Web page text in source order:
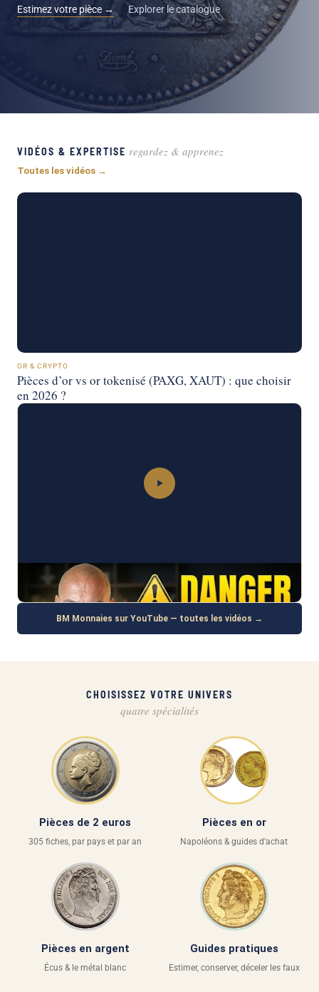
Estimez votre pièce → Explorer le catalogue
VIDÉOS & EXPERTISE regardez & apprenez
Toutes les vidéos →
OR & CRYPTO
Pièces d’or vs or tokenisé (PAXG, XAUT) : que choisir
en 2026 ?
2 EUROS
La vérité brutale sur l’investissement dans les 2 euros
BM Monnaies sur YouTube — toutes les vidéos →
CHOISISSEZ VOTRE UNIVERS
quatre spécialités
Pièces de 2 euros
305 fiches, par pays et par an
Pièces en or
Napoléons & guides d’achat
Pièces en argent
Écus & le métal blanc
Guides pratiques
Estimer, conserver, déceler les faux